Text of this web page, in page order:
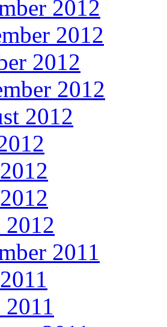
2012
2012
2012
2012
2012
2011